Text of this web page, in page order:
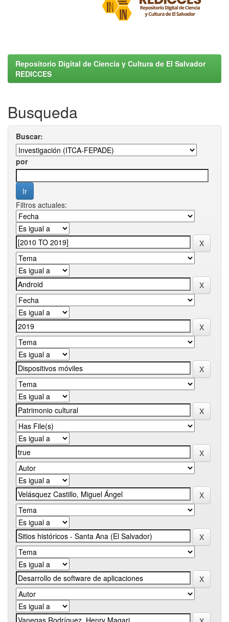
Repositorio Digital de Ciencia y Cultura de El Salvador
REDICCES
Busqueda
Buscar:
por
Filtros actuales: